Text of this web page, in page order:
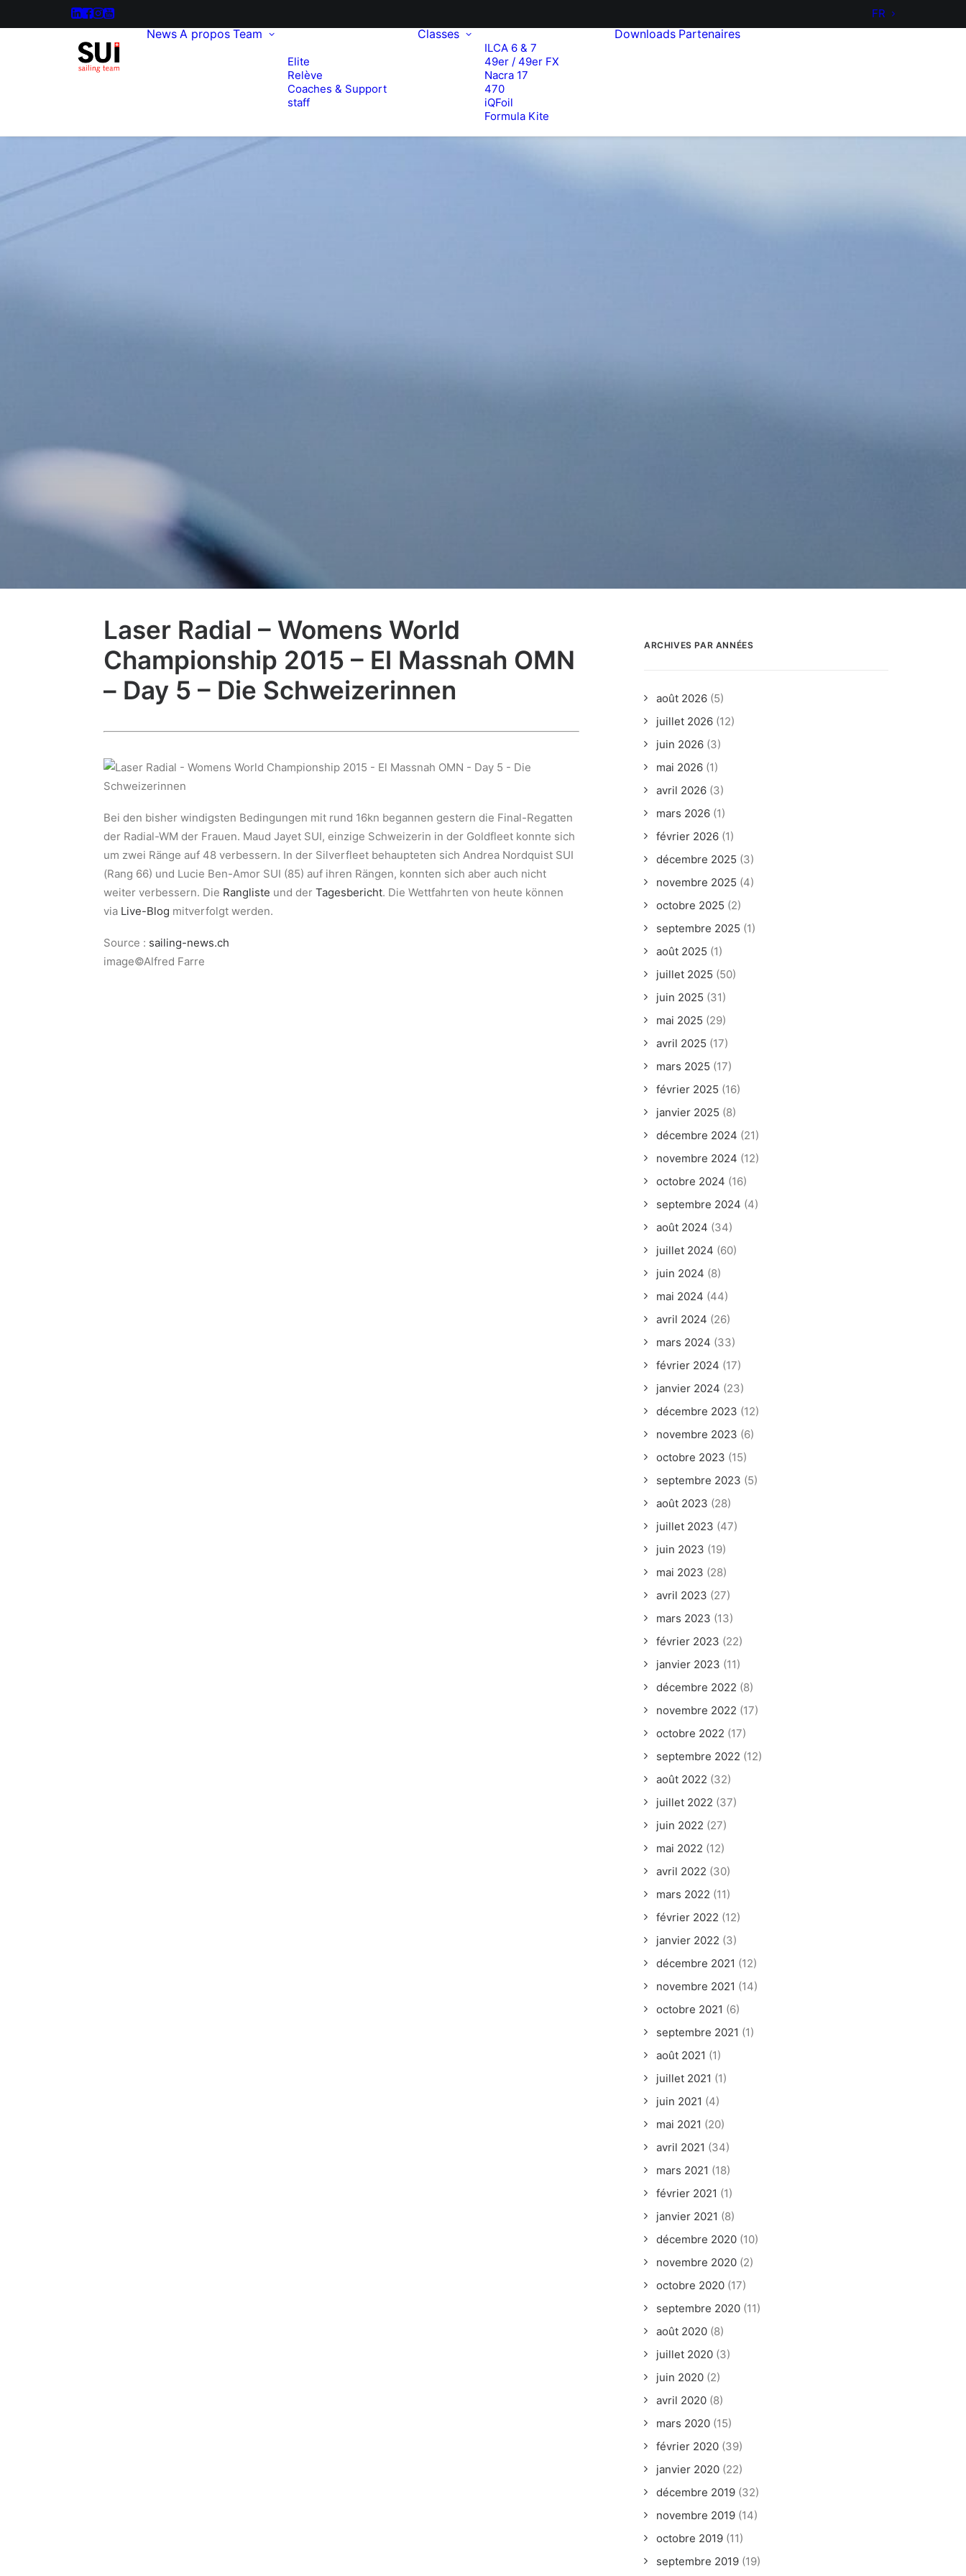
FR
News A propos Team
Elite
Relève
Coaches & Support
staff
Classes
ILCA 6 & 7
49er / 49er FX
Nacra 17
470
iQFoil
Formula Kite
Downloads Partenaires
Laser Radial – Womens World
Championship 2015 – El Massnah OMN
– Day 5 – Die Schweizerinnen
Bei den bisher windigsten Bedingungen mit rund 16kn begannen gestern die Final-Regatten
der Radial-WM der Frauen. Maud Jayet SUI, einzige Schweizerin in der Goldfleet konnte sich
um zwei Ränge auf 48 verbessern. In der Silverfleet behaupteten sich Andrea Nordquist SUI
(Rang 66) und Lucie Ben-Amor SUI (85) auf ihren Rängen, konnten sich aber auch nicht
weiter verbessern. Die Rangliste und der Tagesbericht. Die Wettfahrten von heute können
via Live-Blog mitverfolgt werden.
Source : sailing-news.ch
image©Alfred Farre
ARCHIVES PAR ANNÉES
août 2026 (5)
juillet 2026 (12)
juin 2026 (3)
mai 2026 (1)
avril 2026 (3)
mars 2026 (1)
février 2026 (1)
décembre 2025 (3)
novembre 2025 (4)
octobre 2025 (2)
septembre 2025 (1)
août 2025 (1)
juillet 2025 (50)
juin 2025 (31)
mai 2025 (29)
avril 2025 (17)
mars 2025 (17)
février 2025 (16)
janvier 2025 (8)
décembre 2024 (21)
novembre 2024 (12)
octobre 2024 (16)
septembre 2024 (4)
août 2024 (34)
juillet 2024 (60)
juin 2024 (8)
mai 2024 (44)
avril 2024 (26)
mars 2024 (33)
février 2024 (17)
janvier 2024 (23)
décembre 2023 (12)
novembre 2023 (6)
octobre 2023 (15)
septembre 2023 (5)
août 2023 (28)
juillet 2023 (47)
juin 2023 (19)
mai 2023 (28)
avril 2023 (27)
mars 2023 (13)
février 2023 (22)
janvier 2023 (11)
décembre 2022 (8)
novembre 2022 (17)
octobre 2022 (17)
septembre 2022 (12)
août 2022 (32)
juillet 2022 (37)
juin 2022 (27)
mai 2022 (12)
avril 2022 (30)
mars 2022 (11)
février 2022 (12)
janvier 2022 (3)
décembre 2021 (12)
novembre 2021 (14)
octobre 2021 (6)
septembre 2021 (1)
août 2021 (1)
juillet 2021 (1)
juin 2021 (4)
mai 2021 (20)
avril 2021 (34)
mars 2021 (18)
février 2021 (1)
janvier 2021 (8)
décembre 2020 (10)
novembre 2020 (2)
octobre 2020 (17)
septembre 2020 (11)
août 2020 (8)
juillet 2020 (3)
juin 2020 (2)
avril 2020 (8)
mars 2020 (15)
février 2020 (39)
janvier 2020 (22)
décembre 2019 (32)
novembre 2019 (14)
octobre 2019 (11)
septembre 2019 (19)